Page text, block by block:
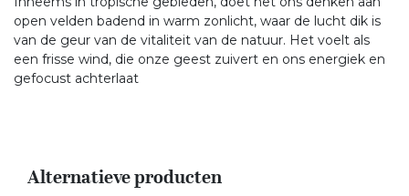
open velden badend in warm zonlicht, waar de lucht dik is
van de geur van de vitaliteit van de natuur. Het voelt als
een frisse wind, die onze geest zuivert en ons energiek en
gefocust achterlaat
Alternatieve producten